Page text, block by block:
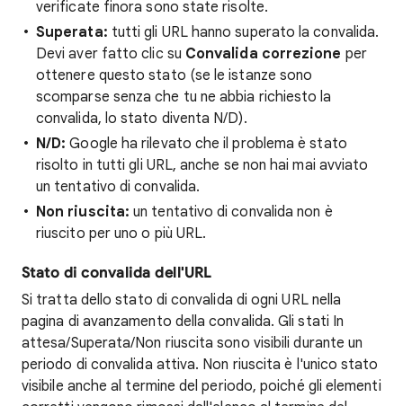
verificate finora sono state risolte.
Superata: tutti gli URL hanno superato la convalida.
Devi aver fatto clic su Convalida correzione per
ottenere questo stato (se le istanze sono
scomparse senza che tu ne abbia richiesto la
convalida, lo stato diventa N/D).
N/D: Google ha rilevato che il problema è stato
risolto in tutti gli URL, anche se non hai mai avviato
un tentativo di convalida.
Non riuscita: un tentativo di convalida non è
riuscito per uno o più URL.
Stato di convalida dell'URL
Si tratta dello stato di convalida di ogni URL nella
pagina di avanzamento della convalida. Gli stati In
attesa/Superata/Non riuscita sono visibili durante un
periodo di convalida attiva. Non riuscita è l'unico stato
visibile anche al termine del periodo, poiché gli elementi